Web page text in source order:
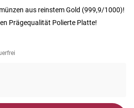
aus reinstem Gold (999,9/1000)!
Prägequalität Polierte Platte!